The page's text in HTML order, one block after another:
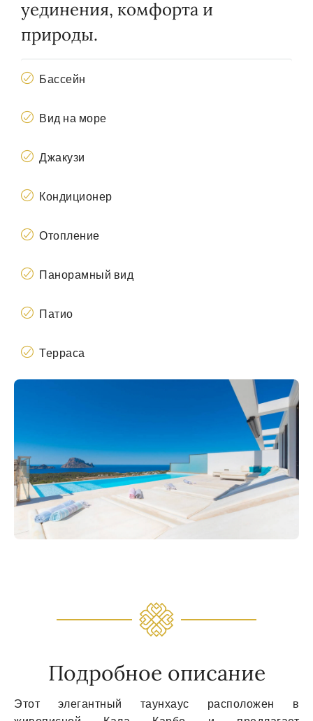
уединения, комфорта и
природы.
Бассейн
Вид на море
Джакузи
Кондиционер
Отопление
Панорамный вид
Патио
Терраса
Подробное описание
Этот элегантный таунхаус расположен в